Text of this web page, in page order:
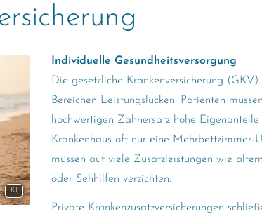
KI
Individuelle Gesundheitsversorgung
Die gesetzliche Kranken­ver­si­che­rung
Bereichen Leistungslücken. Patienten
hochwertigen Zahnersatz hohe
Krankenhaus oft nur eine Mehrbettzimmer-
müssen auf viele Zusatzleistungen wie
oder Sehhilfen verzichten.
Private Kranken­zusatz­ver­si­che­rungen